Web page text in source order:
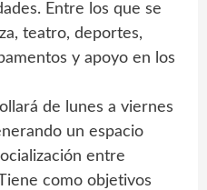
Entre los que se
teatro, deportes,
y apoyo en los
de lunes a viernes
un espacio
entre
como objetivos